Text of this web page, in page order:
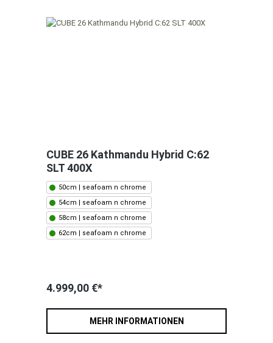
CUBE 26 Kathmandu Hybrid C:62
SLT 400X
50cm | seafoam n chrome
54cm | seafoam n chrome
58cm | seafoam n chrome
62cm | seafoam n chrome
4.999,00 €*
MEHR INFORMATIONEN